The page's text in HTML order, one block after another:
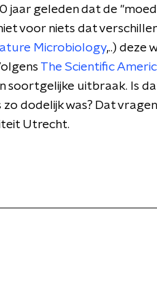
jaar geleden dat de
voor niets dat
Microbiology,..) deze
The Scientific
soortgelijke uitbraak. Is
dodelijk was? Dat
Utrecht.